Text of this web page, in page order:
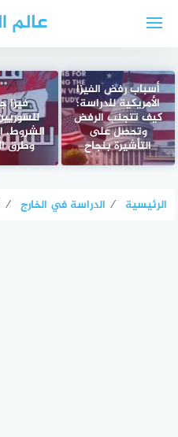
عالم
أسباب رفض الفيزا
الأمريكية للدراسة:
كيف تتجنب الرفض
وتحصل على
التأشيرة بنجاح
فيزا
الشروط،
وطرق
الرئيسية ⁄ الدراسة في الخارج ⁄